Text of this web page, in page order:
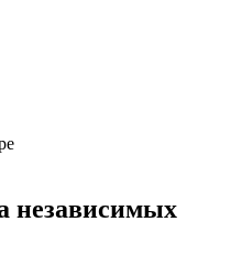
независимых